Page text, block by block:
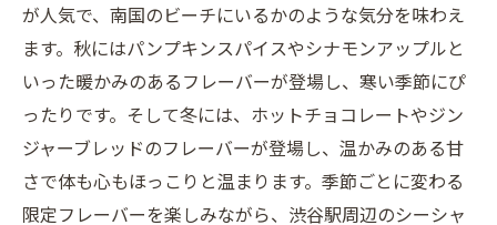
が人気で、南国のビーチにいるかのような気分を味わえ
ます。秋にはパンプキンスパイスやシナモンアップルと
いった暖かみのあるフレーバーが登場し、寒い季節にぴ
ったりです。そして冬には、ホットチョコレートやジン
ジャーブレッドのフレーバーが登場し、温かみのある甘
さで体も心もほっこりと温まります。季節ごとに変わる
限定フレーバーを楽しみながら、渋谷駅周辺のシーシャ